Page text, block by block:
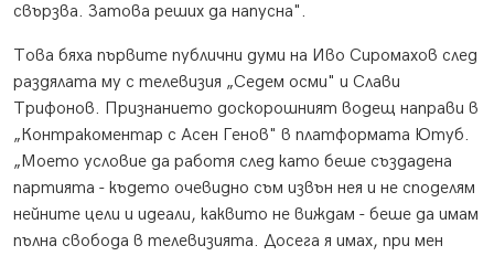
свързва. Затова реших да напусна".
Това бяха първите публични думи на Иво Сиромахов след
раздялата му с телевизия „Седем осми" и Слави
Трифонов. Признанието доскорошният водещ направи в
„Контракоментар с Асен Генов" в платформата Ютуб.
„Моето условие да работя след като беше създадена
партията - където очевидно съм извън нея и не споделям
нейните цели и идеали, каквито не виждам - беше да имам
пълна свобода в телевизията. Досега я имах, при мен